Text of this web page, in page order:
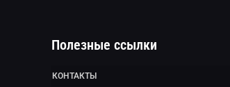
Полезные ссылки
КОНТАКТЫ